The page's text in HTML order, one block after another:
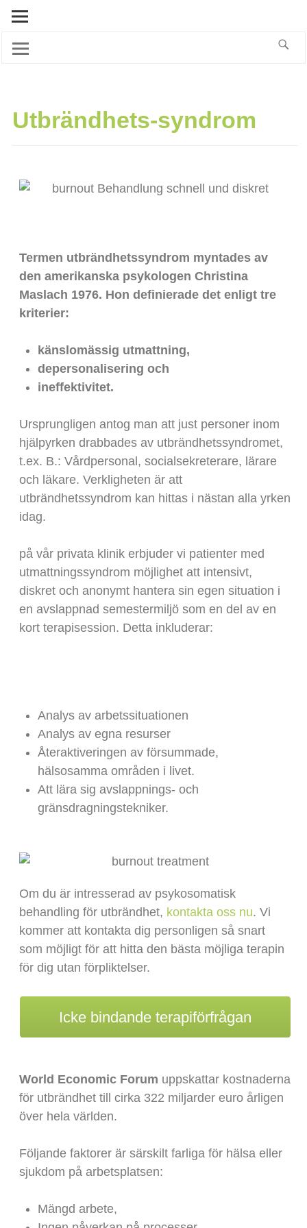
Utbrändhets-syndrom
Termen utbrändhetssyndrom myntades av
den amerikanska psykologen Christina
Maslach 1976. Hon definierade det enligt tre
kriterier:
känslomässig utmattning,
depersonalisering och
ineffektivitet.
Ursprungligen antog man att just personer inom
hjälpyrken drabbades av utbrändhetssyndromet,
t.ex. B.: Vårdpersonal, socialsekreterare, lärare
och läkare. Verkligheten är att
utbrändhetssyndrom kan hittas i nästan alla yrken
idag.
på vår privata klinik erbjuder vi patienter med
utmattningssyndrom möjlighet att intensivt,
diskret och anonymt hantera sin egen situation i
en avslappnad semestermiljö som en del av en
kort terapisession. Detta inkluderar:
Analys av arbetssituationen
Analys av egna resurser
Återaktiveringen av försummade,
hälsosamma områden i livet.
Att lära sig avslappnings- och
gränsdragningstekniker.
Om du är intresserad av psykosomatisk
behandling för utbrändhet, kontakta oss nu. Vi
kommer att kontakta dig personligen så snart
som möjligt för att hitta den bästa möjliga terapin
för dig utan förpliktelser.
Icke bindande terapiförfrågan
World Economic Forum uppskattar kostnaderna
för utbrändhet till cirka 322 miljarder euro årligen
över hela världen.
Följande faktorer är särskilt farliga för hälsa eller
sjukdom på arbetsplatsen:
Mängd arbete,